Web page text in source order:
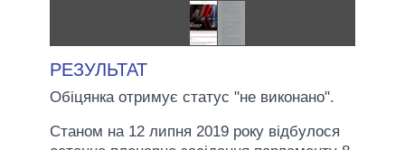
РЕЗУЛЬТАТ
Обіцянка отримує статус "не виконано".
Станом на 12 липня 2019 року відбулося